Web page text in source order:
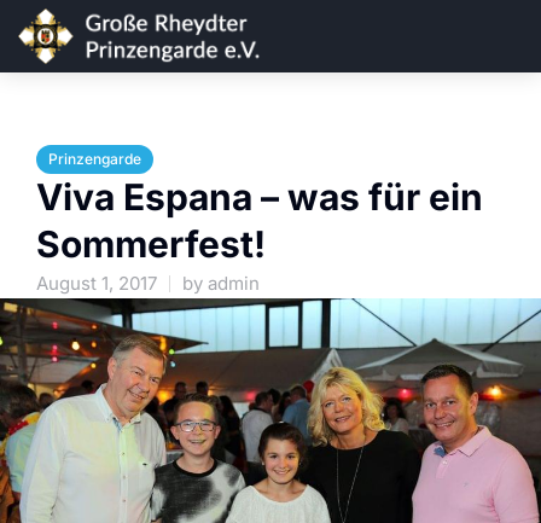
Prinzengarde
Viva Espana – was für ein
Sommerfest!
August 1, 2017 by admin